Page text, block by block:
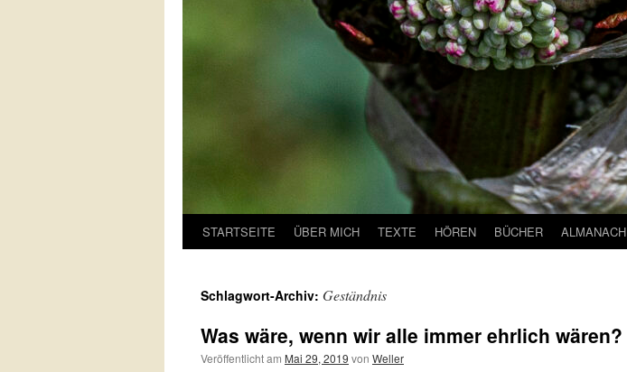
STARTSEITE ÜBER MICH TEXTE HÖREN BÜCHER ALMANACH
Schlagwort-Archiv: Geständnis
Was wäre, wenn wir alle immer ehrlich wären?
Veröffentlicht am Mai 29, 2019 von Weller